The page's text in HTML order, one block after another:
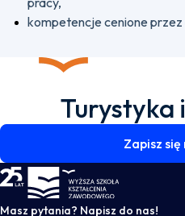
kompetencje cenione
Turystyka
Zapisz
WSKZ - strona główna
Masz pytania? Napisz do nas!